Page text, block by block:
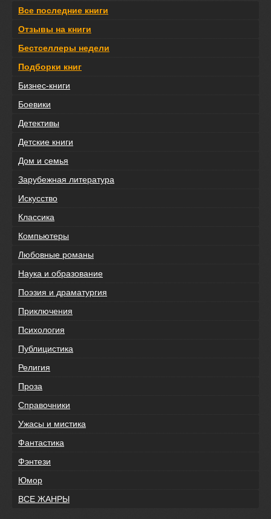
Все последние книги
Отзывы на книги
Бестселлеры недели
Подборки книг
Бизнес-книги
Боевики
Детективы
Детские книги
Дом и семья
Зарубежная литература
Искусство
Классика
Компьютеры
Любовные романы
Наука и образование
Поэзия и драматургия
Приключения
Психология
Публицистика
Религия
Проза
Справочники
Ужасы и мистика
Фантастика
Фэнтези
Юмор
ВСЕ ЖАНРЫ